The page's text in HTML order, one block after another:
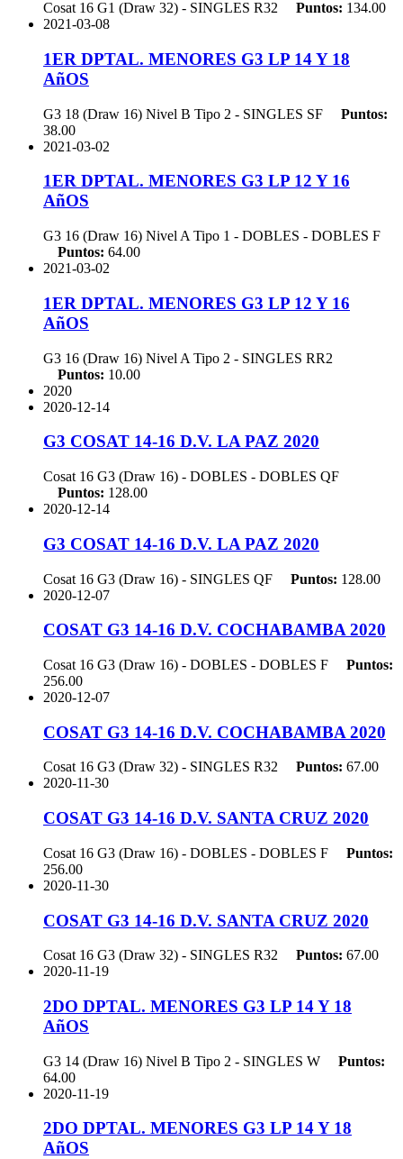
Cosat 16 G1 (Draw 32) - SINGLES R32 Puntos: 134.00
2021-03-08
1ER DPTAL. MENORES G3 LP 14 Y 18
AñOS
G3 18 (Draw 16) Nivel B Tipo 2 - SINGLES SF
Puntos:
38.00
2021-03-02
1ER DPTAL. MENORES G3 LP 12 Y 16
AñOS
G3 16 (Draw 16) Nivel A Tipo 1 - DOBLES - DOBLES F
Puntos: 64.00
2021-03-02
1ER DPTAL. MENORES G3 LP 12 Y 16
AñOS
G3 16 (Draw 16) Nivel A Tipo 2 - SINGLES RR2
Puntos: 10.00
2020
2020-12-14
G3 COSAT 14-16 D.V. LA PAZ 2020
Cosat 16 G3 (Draw 16) - DOBLES - DOBLES QF
Puntos: 128.00
2020-12-14
G3 COSAT 14-16 D.V. LA PAZ 2020
Cosat 16 G3 (Draw 16) - SINGLES QF Puntos: 128.00
2020-12-07
COSAT G3 14-16 D.V. COCHABAMBA 2020
Cosat 16 G3 (Draw 16) - DOBLES - DOBLES F
Puntos:
256.00
2020-12-07
COSAT G3 14-16 D.V. COCHABAMBA 2020
Cosat 16 G3 (Draw 32) - SINGLES R32 Puntos: 67.00
2020-11-30
COSAT G3 14-16 D.V. SANTA CRUZ 2020
Cosat 16 G3 (Draw 16) - DOBLES - DOBLES F
Puntos:
256.00
2020-11-30
COSAT G3 14-16 D.V. SANTA CRUZ 2020
Cosat 16 G3 (Draw 32) - SINGLES R32 Puntos: 67.00
2020-11-19
2DO DPTAL. MENORES G3 LP 14 Y 18
AñOS
G3 14 (Draw 16) Nivel B Tipo 2 - SINGLES W
Puntos:
64.00
2020-11-19
2DO DPTAL. MENORES G3 LP 14 Y 18
AñOS